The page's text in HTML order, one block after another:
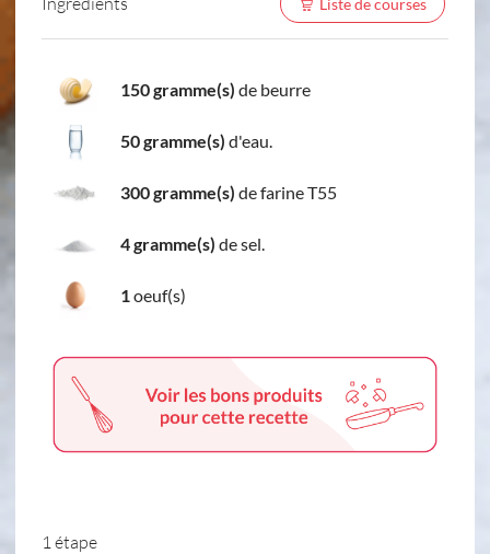
Liste de courses
150 gramme(s) de beurre
50 gramme(s) d'eau.
300 gramme(s) de farine T55
4 gramme(s) de sel.
1oeuf(s)
1 étape